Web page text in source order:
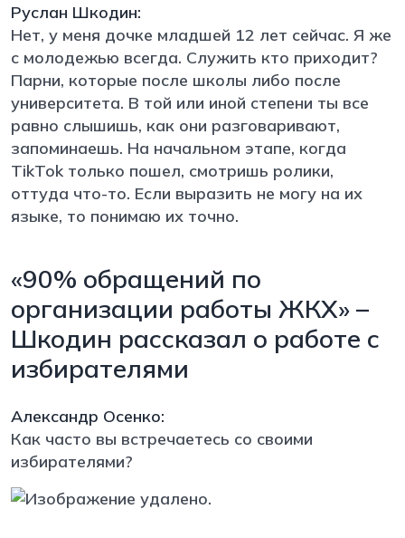
Руслан Шкодин:
Нет, у меня дочке младшей 12 лет сейчас. Я же
с молодежью всегда. Служить кто приходит?
Парни, которые после школы либо после
университета. В той или иной степени ты все
равно слышишь, как они разговаривают,
запоминаешь. На начальном этапе, когда
TikTok только пошел, смотришь ролики,
оттуда что-то. Если выразить не могу на их
языке, то понимаю их точно.
«90% обращений по
организации работы ЖКХ» –
Шкодин рассказал о работе с
избирателями
Александр Осенко:
Как часто вы встречаетесь со своими
избирателями?